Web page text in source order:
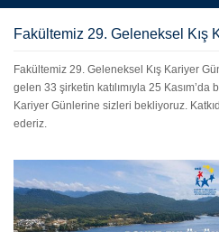
Fakültemiz 29. Geleneksel Kış
Fakültemiz 29. Geleneksel Kış Kariyer
gelen 33 şirketin katılımıyla 25 Kasım’da
Kariyer Günlerine sizleri bekliyoruz.
ederiz.